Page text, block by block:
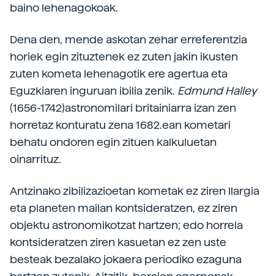
baino lehenagokoak.
Dena den, mende askotan zehar erreferentzia
horiek egin zituztenek ez zuten jakin ikusten
zuten kometa lehenagotik ere agertua eta
Eguzkiaren inguruan ibilia zenik. Edmund Halley
(1656-1742)astronomilari britainiarra izan zen
horretaz konturatu zena 1682.ean kometari
behatu ondoren egin zituen kalkuluetan
oinarrituz.
Antzinako zibilizazioetan kometak ez ziren Ilargia
eta planeten mailan kontsideratzen, ez ziren
objektu astronomikotzat hartzen; edo horrela
kontsideratzen ziren kasuetan ez zen uste
besteak bezalako jokaera periodiko ezaguna